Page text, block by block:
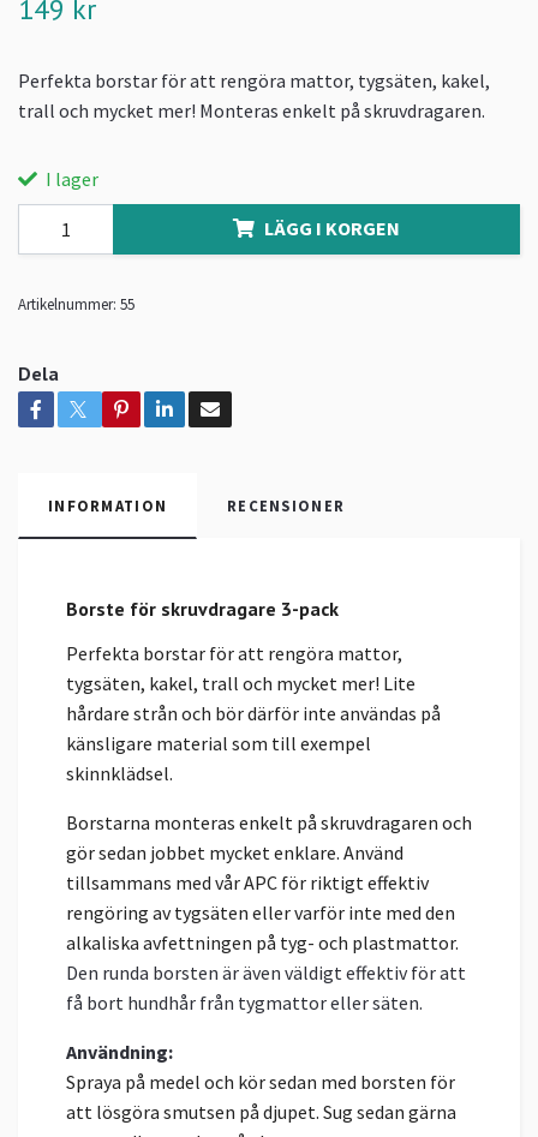
149 kr
Perfekta borstar för att rengöra mattor, tygsäten, kakel,
trall och mycket mer! Monteras enkelt på skruvdragaren.
I lager
LÄGG I KORGEN
Artikelnummer: 55
Dela
INFORMATION RECENSIONER
Borste för skruvdragare 3-pack
Perfekta borstar för att rengöra mattor,
tygsäten, kakel, trall och mycket mer! Lite
hårdare strån och bör därför inte användas på
känsligare material som till exempel
skinnklädsel.
Borstarna monteras enkelt på skruvdragaren och
gör sedan jobbet mycket enklare. Använd
tillsammans med vår APC för riktigt effektiv
rengöring av tygsäten eller varför inte med den
alkaliska avfettningen på tyg- och plastmattor.
Den runda borsten är även väldigt effektiv för att
få bort hundhår från tygmattor eller säten.
Användning:
Spraya på medel och kör sedan med borsten för
att lösgöra smutsen på djupet. Sug sedan gärna